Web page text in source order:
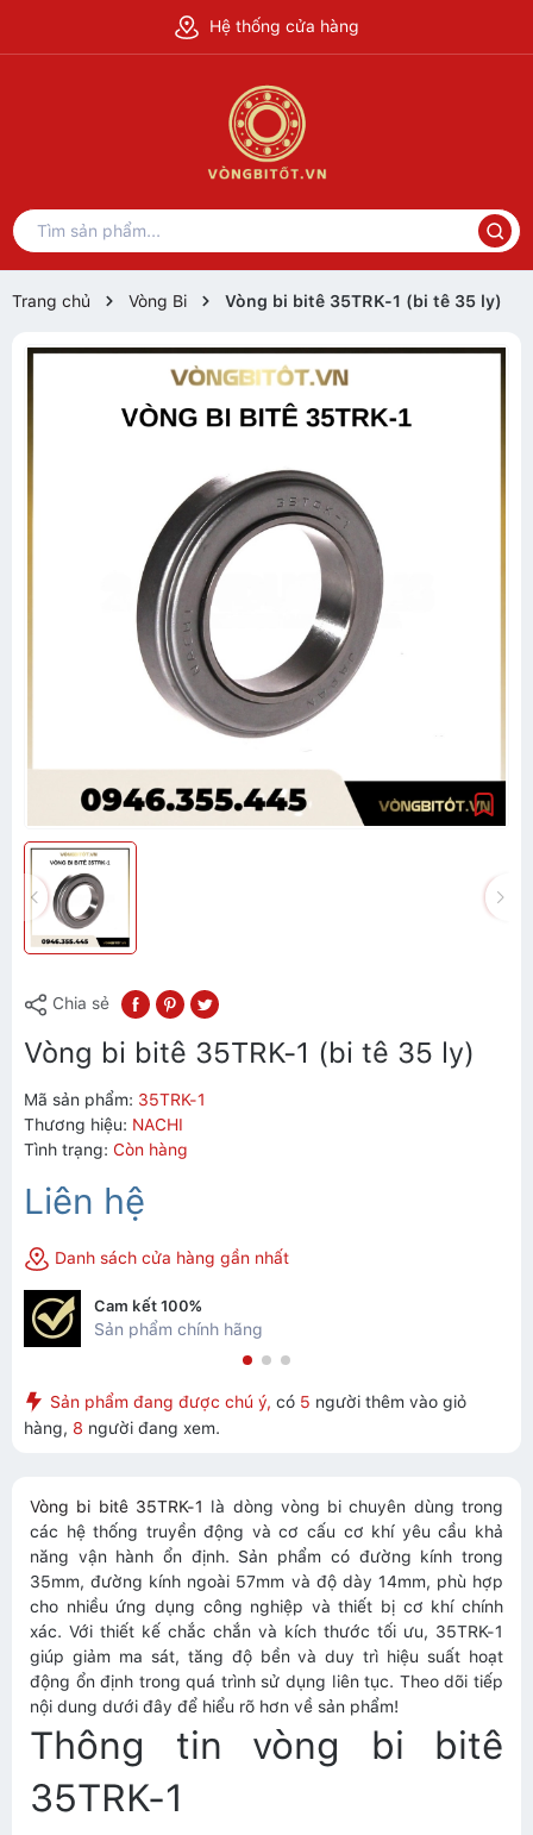
Hệ thống cửa hàng
Trang chủ Vòng Bi Vòng bi bitê 35TRK-1 (bi tê 35 ly)
Chia sẻ
Vòng bi bitê 35TRK-1 (bi tê 35 ly)
Mã sản phẩm: 35TRK-1
Thương hiệu: NACHI
Tình trạng: Còn hàng
Liên hệ
Danh sách cửa hàng gần nhất
Cam kết 100%
Sản phẩm chính hãng
Sản phẩm đang được chú ý, có 5 người thêm vào giỏ
hàng, 8 người đang xem.
Vòng bi bitê 35TRK-1 là dòng vòng bi chuyên dùng trong
các hệ thống truyền động và cơ cấu cơ khí yêu cầu khả
năng vận hành ổn định. Sản phẩm có đường kính trong
35mm, đường kính ngoài 57mm và độ dày 14mm, phù hợp
cho nhiều ứng dụng công nghiệp và thiết bị cơ khí chính
xác. Với thiết kế chắc chắn và kích thước tối ưu, 35TRK-1
giúp giảm ma sát, tăng độ bền và duy trì hiệu suất hoạt
động ổn định trong quá trình sử dụng liên tục. Theo dõi tiếp
nội dung dưới đây để hiểu rõ hơn về sản phẩm!
Thông tin vòng bi bitê
35TRK-1